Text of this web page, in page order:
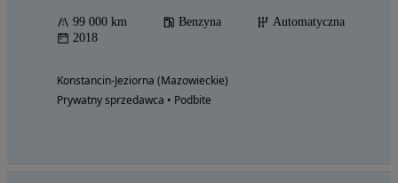
99 000 km Benzyna
Automatyczna
2018
Konstancin-Jeziorna (Mazowieckie)
Prywatny sprzedawca • Podbite